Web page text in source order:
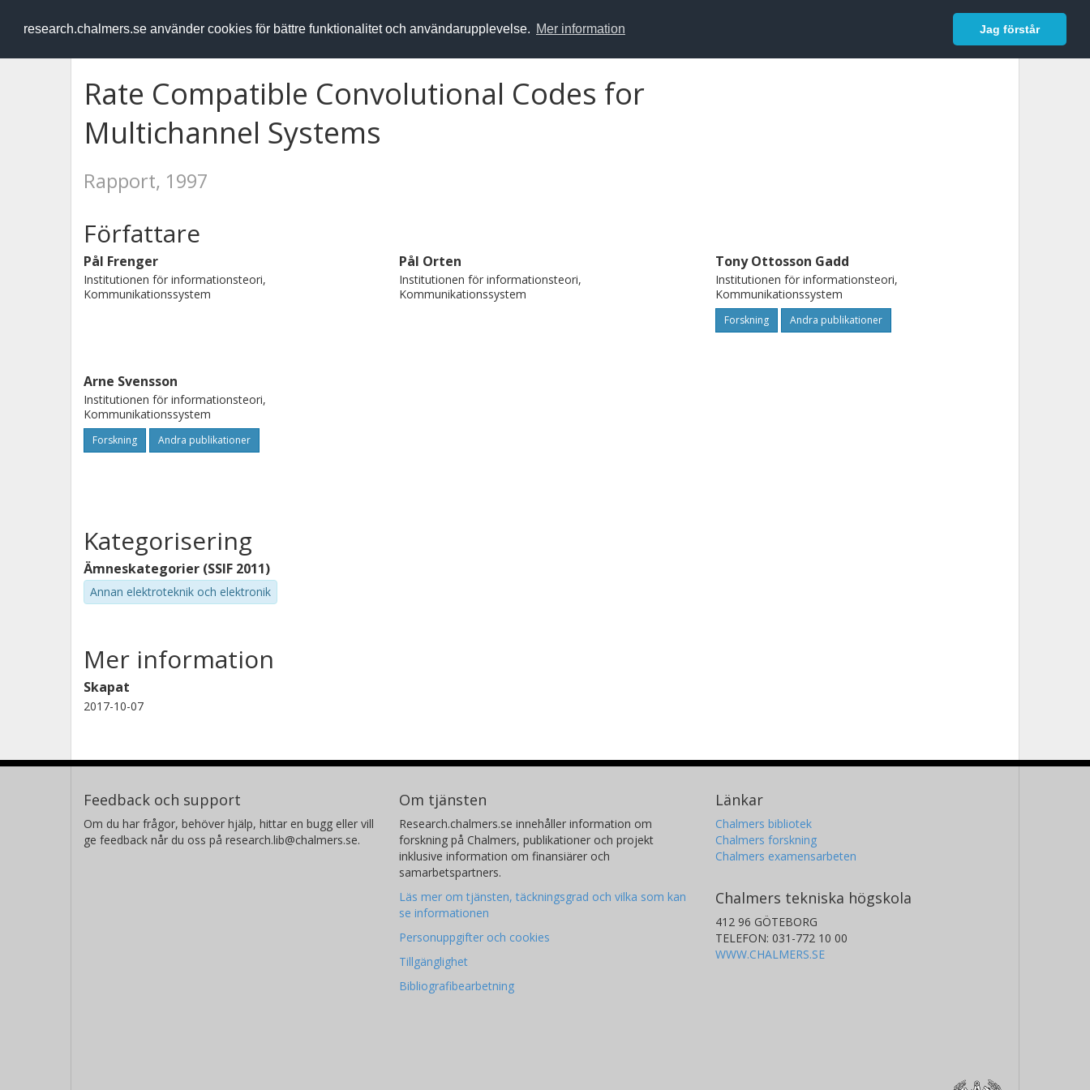
research.chalmers.se använder cookies för bättre funktionalitet och användarupplevelse. Mer information Jag förstår
RESEARCH.chalmers.se Logga in
Rate Compatible Convolutional Codes for
Multichannel Systems
Rapport, 1997
Författare
Pål Frenger
Institutionen för informationsteori,
Kommunikationssystem
Pål Orten
Institutionen för informationsteori,
Kommunikationssystem
Tony Ottosson Gadd
Institutionen för informationsteori,
Kommunikationssystem
Forskning Andra publikationer
Arne Svensson
Institutionen för informationsteori,
Kommunikationssystem
Forskning Andra publikationer
Kategorisering
Ämneskategorier (SSIF 2011)
Annan elektroteknik och elektronik
Mer information
Skapat
2017-10-07
Feedback och support
Om du har frågor, behöver hjälp, hittar en bugg eller vill
ge feedback når du oss på research.lib@chalmers.se.
Om tjänsten
Research.chalmers.se innehåller information om
forskning på Chalmers, publikationer och projekt
inklusive information om finansiärer och
samarbetspartners.
Läs mer om tjänsten, täckningsgrad och vilka som kan
se informationen
Personuppgifter och cookies
Tillgänglighet
Bibliografibearbetning
Länkar
Chalmers bibliotek
Chalmers forskning
Chalmers examensarbeten
Chalmers tekniska högskola
412 96 GÖTEBORG
TELEFON: 031-772 10 00
WWW.CHALMERS.SE